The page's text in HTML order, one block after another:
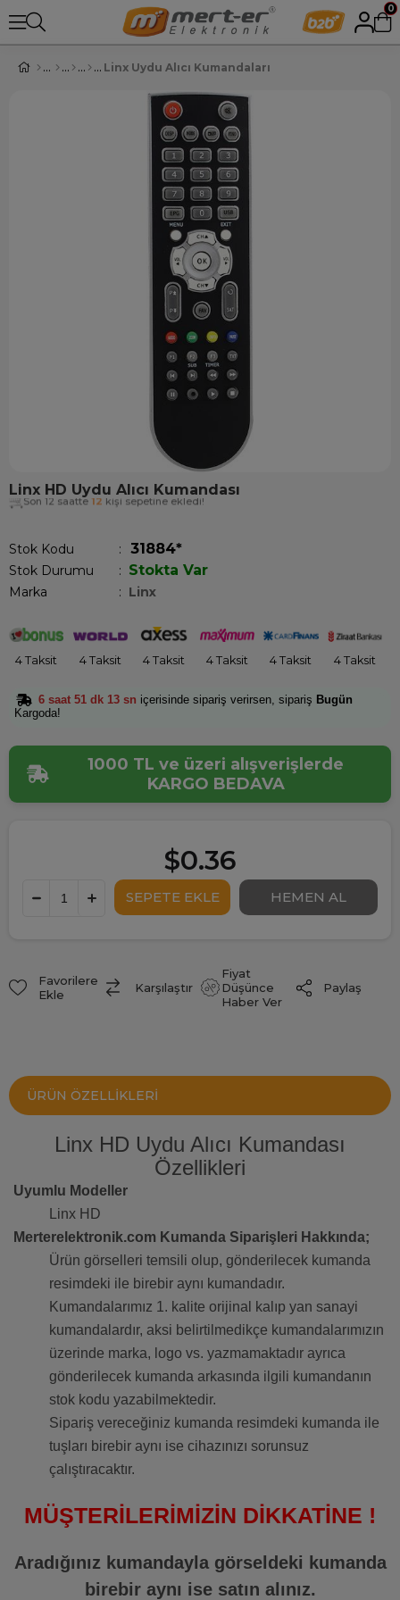
0
Linx Uydu Alıcı Kumandaları
Linx HD Uydu Alıcı Kumandası
Son 12 saatte 12 kişi sepetine ekledi!
Stok Kodu 31884*
Stok Durumu : Stokta Var
Marka : Linx
4 Taksit 4 Taksit 4 Taksit 4 Taksit 4 Taksit 4 Taksit
6 saat 51 dk 13 sn içerisinde sipariş verirsen, sipariş Bugün
Kargoda!
1000 TL ve üzeri alışverişlerde
KARGO BEDAVA
$0.36
Favorilere
Ekle
Karşılaştır
Fiyat
Düşünce
Haber Ver
Paylaş
ÜRÜN ÖZELLIKLERI
Linx HD Uydu Alıcı Kumandası
Özellikleri
Uyumlu Modeller
Linx HD
Merterelektronik.com Kumanda Siparişleri Hakkında;
Ürün görselleri temsili olup, gönderilecek kumanda
resimdeki ile birebir aynı kumandadır.
Kumandalarımız 1. kalite orijinal kalıp yan sanayi
kumandalardır, aksi belirtilmedikçe kumandalarımızın
üzerinde marka, logo vs. yazmamaktadır ayrıca
gönderilecek kumanda arkasında ilgili kumandanın
stok kodu yazabilmektedir.
Sipariş vereceğiniz kumanda resimdeki kumanda ile
tuşları birebir aynı ise cihazınızı sorunsuz
çalıştıracaktır.
MÜŞTERİLERİMİZİN DİKKATİNE !
Aradığınız kumandayla görseldeki kumanda
birebir aynı ise satın alınız.